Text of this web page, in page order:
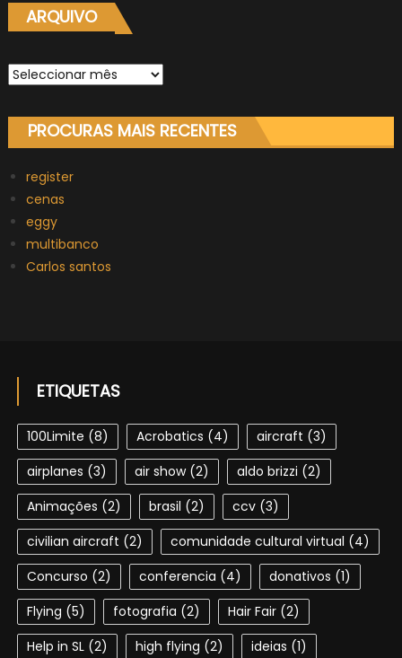
ARQUIVO
Arquivo
PROCURAS MAIS RECENTES
register
cenas
eggy
multibanco
Carlos santos
ETIQUETAS
100Limite (8) Acrobatics (4) aircraft (3)
airplanes (3) air show(2) aldo brizzi (2)
Animações (2) brasil (2) ccv(3)
civilian aircraft (2) comunidade cultural virtual (4)
Concurso (2) conferencia (4) donativos (1)
Flying (5) fotografia (2) Hair Fair(2)
Help in SL(2) high flying (2) ideias (1)